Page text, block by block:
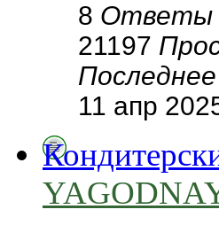
8 Ответы
21197
11 апр